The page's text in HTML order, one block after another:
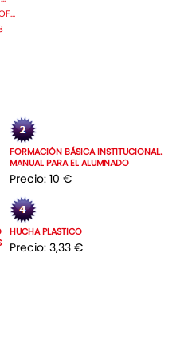
FORMACIÓN BÁSICA INSTITUCIONAL.
MANUAL PARA EL ALUMNADO
Precio: 10 €
HUCHA PLASTICO
Precio: 3,33 €